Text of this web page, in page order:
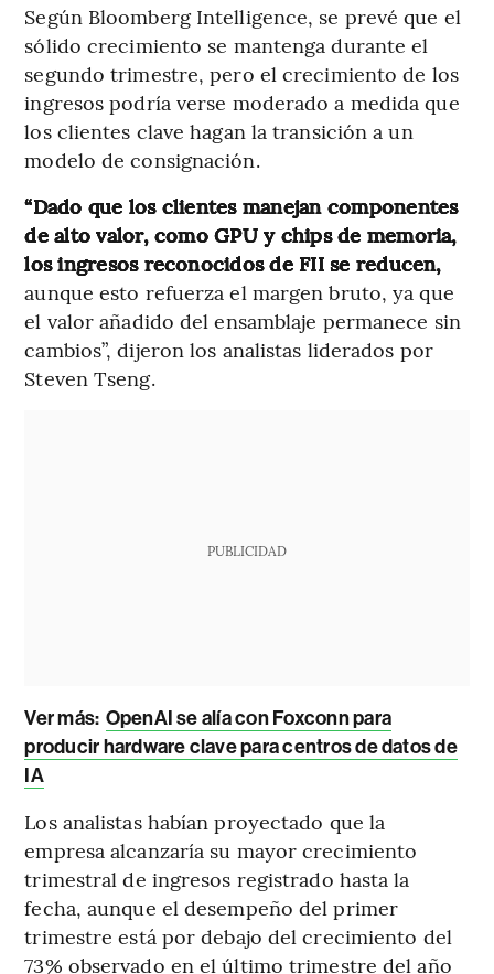
Según Bloomberg Intelligence, se prevé que el
sólido crecimiento se mantenga durante el
segundo trimestre, pero el crecimiento de los
ingresos podría verse moderado a medida que
los clientes clave hagan la transición a un
modelo de consignación.
“Dado que los clientes manejan componentes
de alto valor, como GPU y chips de memoria,
los ingresos reconocidos de FII se reducen,
aunque esto refuerza el margen bruto, ya que
el valor añadido del ensamblaje permanece sin
cambios”, dijeron los analistas liderados por
Steven Tseng.
PUBLICIDAD
Ver más: OpenAI se alía con Foxconn para
producir hardware clave para centros de datos de
IA
Los analistas habían proyectado que la
empresa alcanzaría su mayor crecimiento
trimestral de ingresos registrado hasta la
fecha, aunque el desempeño del primer
trimestre está por debajo del crecimiento del
73% observado en el último trimestre del año